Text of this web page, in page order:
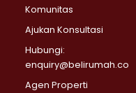
Properti Dijual di Pondok
Properti Dijual di
Properti Dijual di
Properti Dijual di Pondok
Komunitas
Ajukan Konsultasi
Hubungi:
enquiry@belirumah.co
Agen Properti